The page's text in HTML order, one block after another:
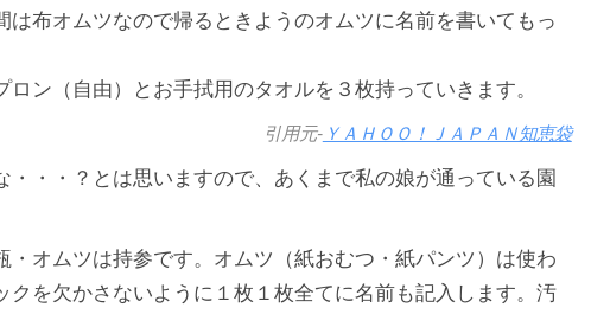
は布オムツなので帰るときようのオムツに名前を書いてもっ
ロン（自由）とお手拭用のタオルを３枚持っていきます。
引用元-ＹＡＨＯＯ！ＪＡＰＡＮ知恵袋
・・・？とは思いますので、あくまで私の娘が通っている園
・オムツは持参です。オムツ（紙おむつ・紙パンツ）は使わ
クを欠かさないように１枚１枚全てに名前も記入します。汚